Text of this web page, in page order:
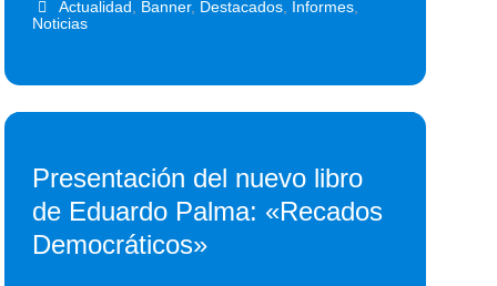
Actualidad Banner, Destacados, Informes,
Noticias
Presentación del nuevo libro
de Eduardo Palma: «Recados
Democráticos»